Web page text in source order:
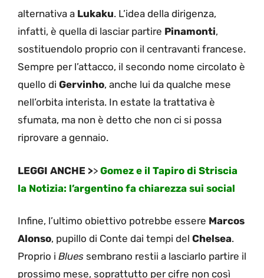
alternativa a Lukaku. L’idea della dirigenza,
infatti, è quella di lasciar partire Pinamonti,
sostituendolo proprio con il centravanti francese.
Sempre per l’attacco, il secondo nome circolato è
quello di Gervinho, anche lui da qualche mese
nell’orbita interista. In estate la trattativa è
sfumata, ma non è detto che non ci si possa
riprovare a gennaio.
LEGGI ANCHE >> Gomez e il Tapiro di Striscia
la Notizia: l’argentino fa chiarezza sui social
Infine, l’ultimo obiettivo potrebbe essere Marcos
Alonso, pupillo di Conte dai tempi del Chelsea.
Proprio i Blues sembrano restii a lasciarlo partire il
prossimo mese, soprattutto per cifre non così